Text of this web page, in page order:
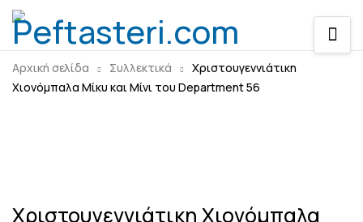
Αρχική σελίδα Συλλεκτικά
Χριστουγεννιάτικη
Χιονόμπαλα Μίκυ και Μίνι του Department 56
Χριστουγεννιάτικη Χιονόμπαλα